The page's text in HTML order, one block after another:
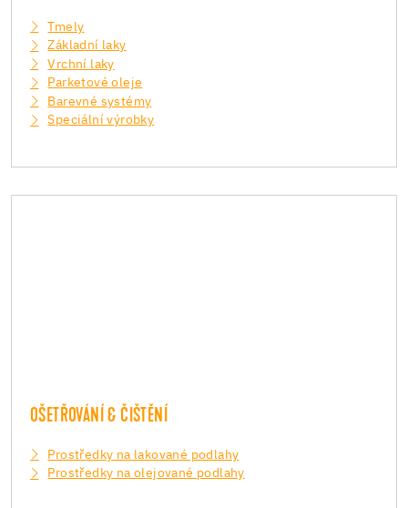
Tmely
Základní laky
Vrchní laky
Parketové oleje
Barevné systémy
Speciální výrobky
OŠETŘOVÁNÍ & ČIŠTĚNÍ
Prostředky na lakované podlahy
Prostředky na olejované podlahy